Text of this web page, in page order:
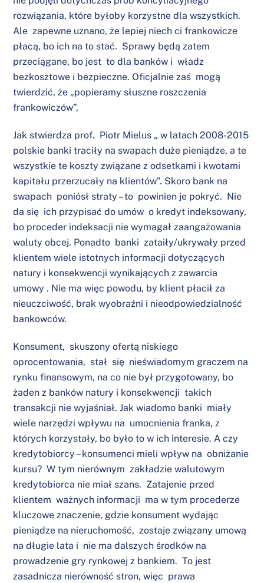
rozwiązania, które byłoby korzystne dla wszystkich.
Ale zapewne uznano, że lepiej niech ci frankowicze
płacą, bo ich na to stać. Sprawy będą zatem
przeciągane, bo jest to dla banków i władz
bezkosztowe i bezpieczne. Oficjalnie zaś mogą
twierdzić, że „popieramy słuszne roszczenia
frankowiczów”,
Jak stwierdza prof. Piotr Mielus „ w latach 2008-2015
polskie banki traciły na swapach duże pieniądze, a te
wszystkie te koszty związane z odsetkami i kwotami
kapitału przerzucały na klientów”. Skoro bank na
swapach poniósł straty – to powinien je pokryć. Nie
da się ich przypisać do umów o kredyt indeksowany,
bo proceder indeksacji nie wymagał zaangażowania
waluty obcej. Ponadto banki zataiły/ukrywały przed
klientem wiele istotnych informacji dotyczących
natury i konsekwencji wynikających z zawarcia
umowy . Nie ma więc powodu, by klient płacił za
nieuczciwość, brak wyobraźni i nieodpowiedzialność
bankowców.
Konsument, skuszony ofertą niskiego
oprocentowania, stał się nieświadomym graczem na
rynku finansowym, na co nie był przygotowany, bo
żaden z banków natury i konsekwencji takich
transakcji nie wyjaśniał. Jak wiadomo banki miały
wiele narzędzi wpływu na umocnienia franka, z
których korzystały, bo było to w ich interesie. A czy
kredytobiorcy – konsumenci mieli wpływ na obniżanie
kursu? W tym nierównym zakładzie walutowym
kredytobiorca nie miał szans. Zatajenie przed
klientem ważnych informacji ma w tym procederze
kluczowe znaczenie, gdzie konsument wydając
pieniądze na nieruchomość, zostaje związany umową
na długie lata i nie ma dalszych środków na
prowadzenie gry rynkowej z bankiem. To jest
zasadnicza nierówność stron, więc prawa